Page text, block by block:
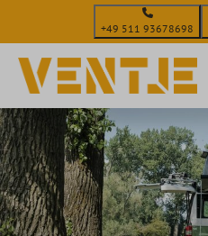
+49 511 93678698